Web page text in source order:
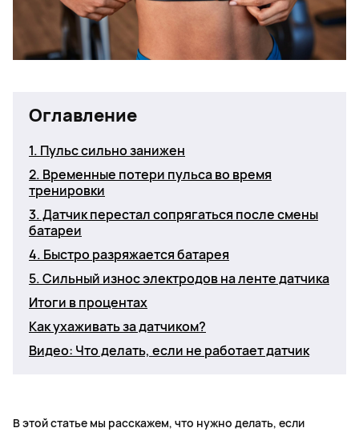
Оглавление
1. Пульс сильно занижен
2. Временные потери пульса во время
тренировки
3. Датчик перестал сопрягаться после смены
батареи
4. Быстро разряжается батарея
5. Сильный износ электродов на ленте датчика
Итоги в процентах
Как ухаживать за датчиком?
Видео: Что делать, если не работает датчик
В этой статье мы расскажем, что нужно делать, если